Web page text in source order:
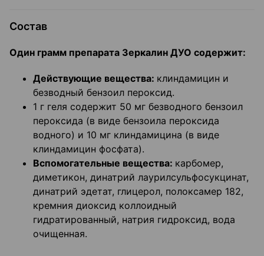
Состав
Один грамм препарата Зеркалин ДУО содержит:
Действующие вещества: клиндамицин и
безводный бензоил пероксид.
1 г геля содержит 50 мг безводного бензоил
пероксида (в виде бензоила пероксида
водного) и 10 мг клиндамицина (в виде
клиндамицин фосфата).
Вспомогательные вещества: карбомер,
диметикон, динатрий лаурилсульфосукцинат,
динатрий эдетат, глицерол, полоксамер 182,
кремния диоксид коллоидный
гидратированный, натрия гидроксид, вода
очищенная.